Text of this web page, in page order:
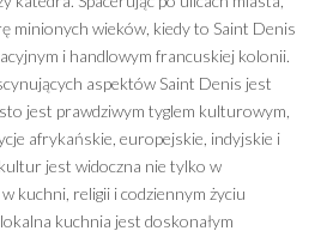
minionych wieków, kiedy to Saint Denis
i handlowym francuskiej kolonii.
aspektów Saint Denis jest
jest prawdziwym tyglem kulturowym,
afrykańskie, europejskie, indyjskie i
jest widoczna nie tylko w
kuchni, religii i codziennym życiu
kuchnia jest doskonałym